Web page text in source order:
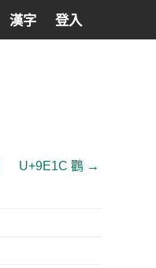
漢字 登入
U+9E1C 鸜 →